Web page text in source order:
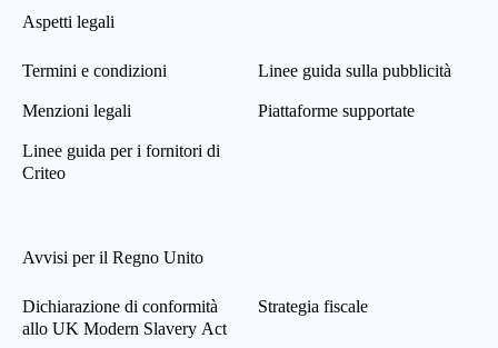
Aspetti legali
Termini e condizioni
Menzioni legali
Linee guida per i fornitori di
Criteo
Linee guida sulla pubblicità
Piattaforme supportate
Avvisi per il Regno Unito
Dichiarazione di conformità
allo UK Modern Slavery Act
Strategia fiscale